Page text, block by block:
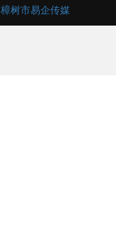
樟树市易企传媒